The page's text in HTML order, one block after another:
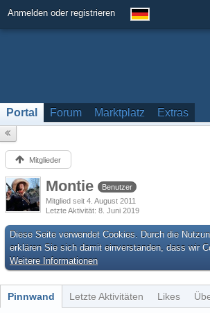
Anmelden oder registrieren
Portal Forum Marktplatz Extras
Mitglieder
Montie
Benutzer
Mitglied seit 4. August 2011
Letzte Aktivität 8. Juni 2019
Diese Seite verwendet Cookies. Durch die
erklären Sie sich damit einverstanden, dass wir
Weitere Informationen
Pinnwand Letzte Aktivitäten Likes